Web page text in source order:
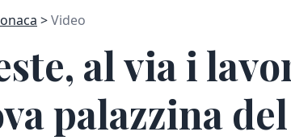
Video
al via i
palazzina